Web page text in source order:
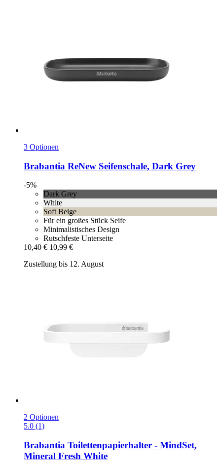
3 Optionen
Brabantia ReNew Seifenschale, Dark Grey
-5%
Dark Grey
White
Soft Beige
Für ein großes Stück Seife
Minimalistisches Design
Rutschfeste Unterseite
10,40 € 10,99 €
Zustellung bis 12. August
2 Optionen
5.0 (1)
Brabantia Toilettenpapierhalter -​ MindSet,
Mineral Fresh White